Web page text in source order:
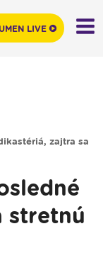
zajtra sa
stretnú
LIVE